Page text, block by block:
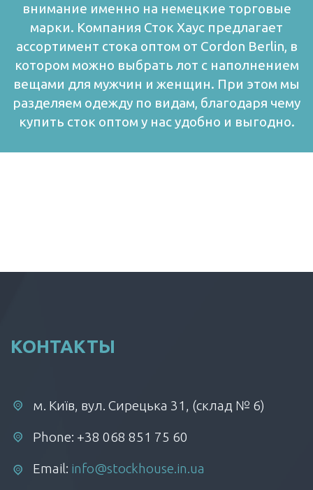
внимание именно на немецкие торговые
марки. Компания Сток Хаус предлагает
ассортимент стока оптом от Cordon Berlin, в
котором можно выбрать лот с наполнением
вещами для мужчин и женщин. При этом мы
разделяем одежду по видам, благодаря чему
купить сток оптом у нас удобно и выгодно.
КОНТАКТЫ
м. Київ, вул. Сирецька 31, (склад № 6)
Phone: +38 068 851 75 60
Email: info@stockhouse.in.ua